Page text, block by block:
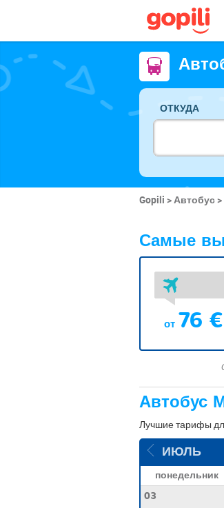
ОТКУДА
Gopili Автобус
Самые
от 76 €
Автобус
Лучшие тарифы
ИЮЛЬ
понедельник
03